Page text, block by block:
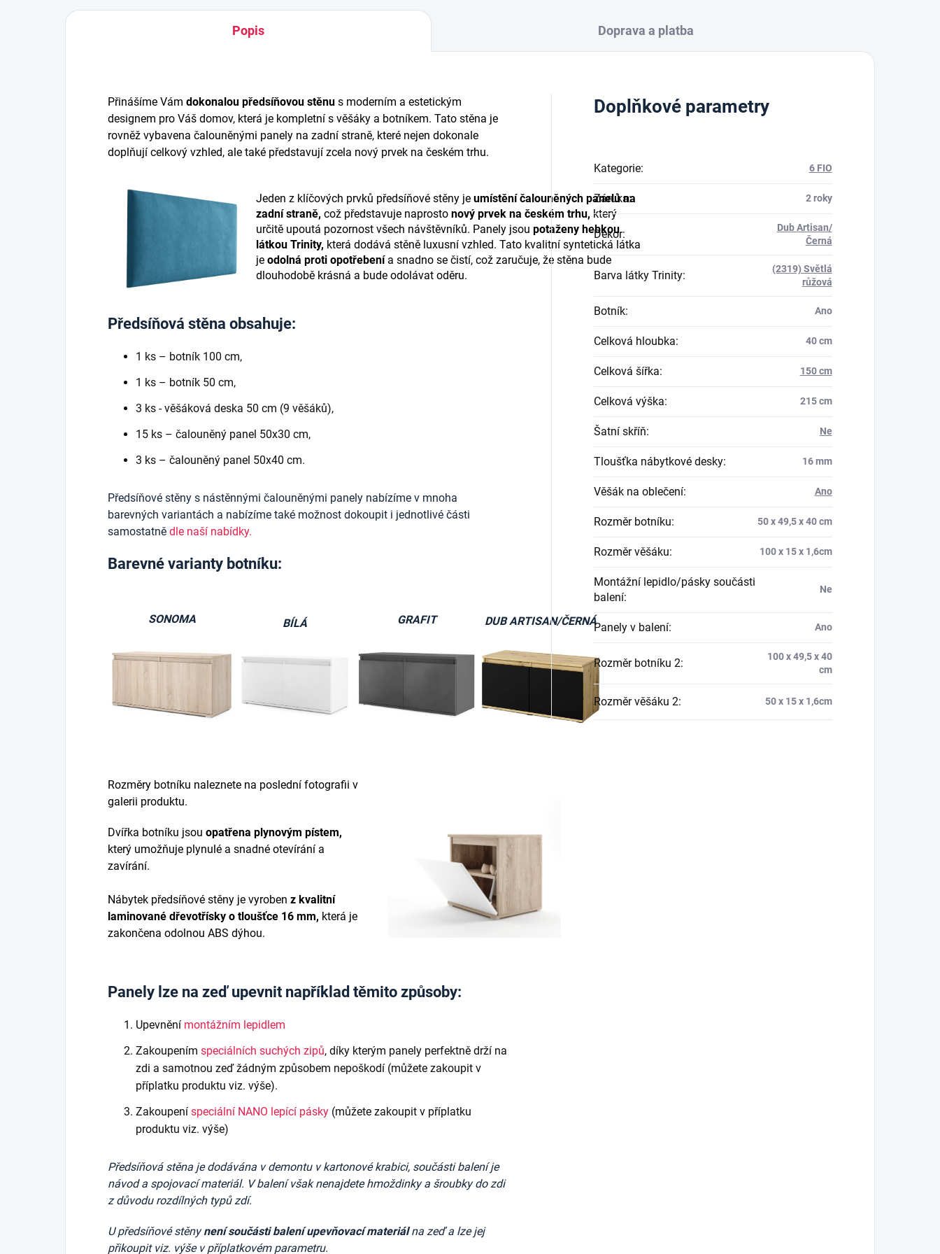
Popis Doprava a platba
Přinášíme Vám dokonalou předsíňovou stěnu s moderním a estetickým
designem pro Váš domov, která je kompletní s věšáky a botníkem. Tato stěna je
rovněž vybavena čalouněnými panely na zadní straně, které nejen dokonale
doplňují celkový vzhled, ale také představují zcela nový prvek na českém trhu.
Jeden z klíčových prvků předsíňové stěny je umístění čalouněných panelů na
zadní straně, což představuje naprosto nový prvek na českém trhu, který
určitě upoutá pozornost všech návštěvníků. Panely jsou potaženy hebkou
látkou Trinity, která dodává stěně luxusní vzhled. Tato kvalitní syntetická látka
je odolná proti opotřebenía snadno se čistí, což zaručuje, že stěna bude
dlouhodobě krásná a bude odolávat oděru.
Předsíňová stěna obsahuje:
1 ks – botník 100 cm,
1 ks – botník 50 cm,
3 ks - věšáková deska 50 cm (9 věšáků),
15 ks – čalouněný panel 50x30 cm,
3 ks – čalouněný panel 50x40 cm.
Předsíňové stěny s nástěnnými čalouněnými panely nabízíme v mnoha
barevných variantách a nabízíme také možnost dokoupit i jednotlivé části
samostatně dle naší nabídky.
Barevné varianty botníku:
SONOMA BÍLÁ GRAFIT DUB ARTISAN/ČERNÁ
Rozměry botníku naleznete na poslední fotografii v
galerii produktu.
Dvířka botníku jsou opatřena plynovým pístem,
který umožňuje plynulé a snadné otevírání a
zavírání.
Nábytek předsíňové stěny je vyroben z kvalitní
laminované dřevotřísky o tloušťce 16 mm, která je
zakončena odolnou ABS dýhou.
Panely lze na zeď upevnit například těmito způsoby:
Upevnění montážním lepidlem
Zakoupením speciálních suchých zipů, díky kterým panely perfektně drží na
zdi a samotnou zeď žádným způsobem nepoškodí (můžete zakoupit v
příplatku produktu viz. výše).
Zakoupení speciální NANO lepící pásky (můžete zakoupit v příplatku
produktu viz. výše)
Předsíňová stěna je dodávána v demontu v kartonové krabici, součásti balení je
návod a spojovací materiál. V balení však nenajdetehmoždinky a šroubky do zdi
z důvodu rozdílných typů zdí.
U předsíňové stěnynení součásti balení upevňovací materiálna zeď a lze jej
přikoupit viz. výše v příplatkovém parametru.
Doplňkové parametry
Kategorie: 6 FIO
Záruka: 2 roky
Dekor:
Dub Artisan/
Černá
Barva látky Trinity:
(2319) Světlá
růžová
Botník: Ano
Celková hloubka: 40 cm
Celková šířka: 150 cm
Celková výška: 215 cm
Šatní skříň: Ne
Tloušťka nábytkové desky: 16 mm
Věšák na oblečení: Ano
Rozměr botníku: 50 x 49,5 x 40 cm
Rozměr věšáku: 100 x 15 x 1,6cm
Montážní lepidlo/pásky součásti
balení:
Ne
Panely v balení: Ano
Rozměr botníku 2:
100 x 49,5 x 40
cm
Rozměr věšáku 2: 50 x 15 x 1,6cm